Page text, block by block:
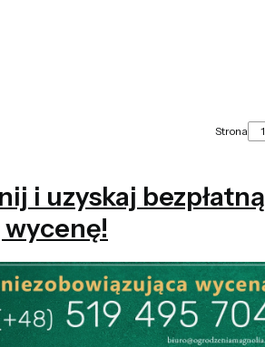
Strona
i uzyskaj bezpłatną